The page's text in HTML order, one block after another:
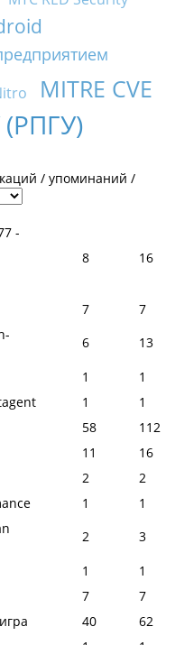
MITRE CVE
/ упоминаний /
-
8 16
7
7
6
13
1
1
1
1
58
112
11
16
2
2
1
1
2
3
1
1
7
7
40
62